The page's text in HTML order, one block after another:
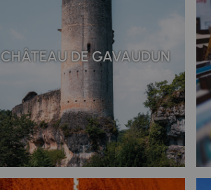
CHÂTEAU DE GAVAUDUN